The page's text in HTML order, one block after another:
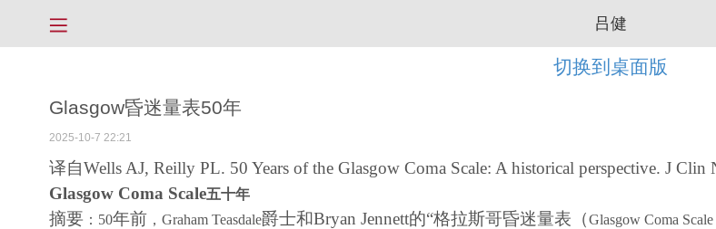
吕健
切换到桌面版
Glasgow昏迷量表50年
2025-10-7 22:21
译自Wells AJ, Reilly PL. 50 Years of the Glasgow Coma Scale: A historical perspective. J
Glasgow Coma Scale五十年
摘要 ： 50年前， Graham Teasdale爵士和Bryan Jennett的“格拉斯哥昏迷量表（Glasgow Coma Scale